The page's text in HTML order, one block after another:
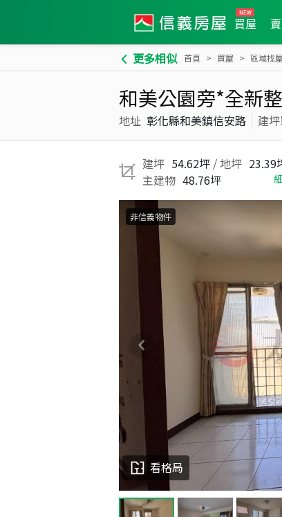
買屋
更多相似 首頁 買屋 區域找屋
和美公園旁*全新
地址 彰化縣和美鎮信安路 建
建坪 54.62坪 / 地坪 23.39
主建物 48.76坪
看格局
非信義物件